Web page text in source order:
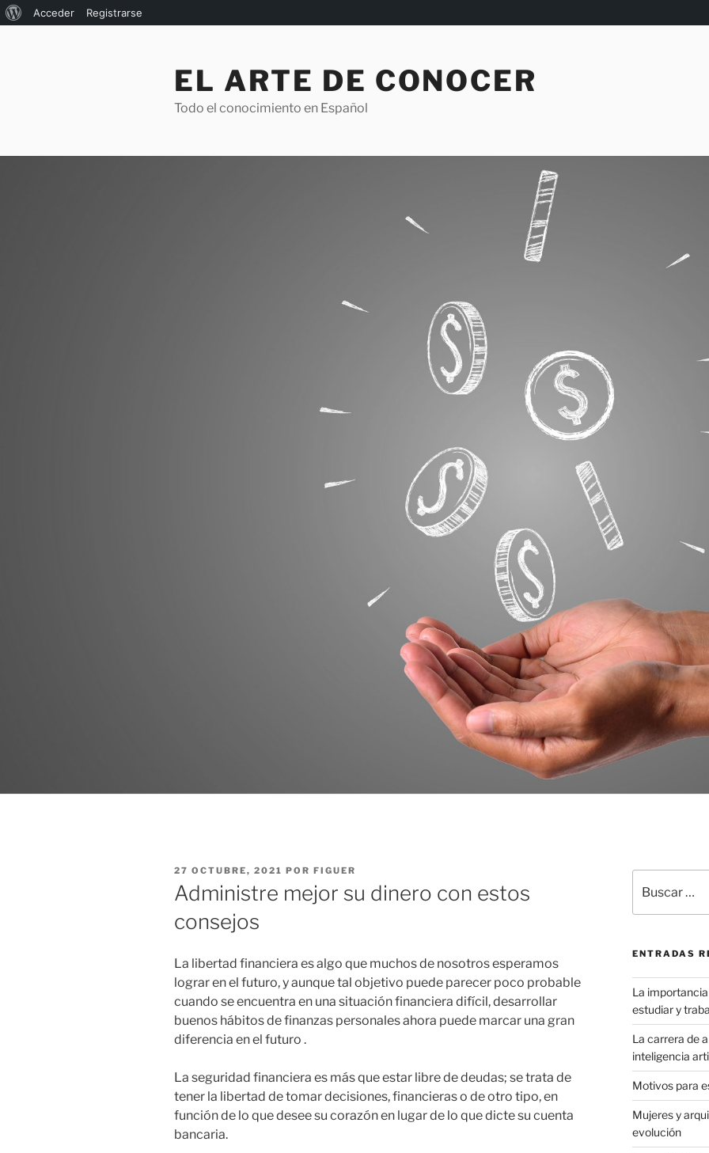
Acerca
Acceder Registrarse
EL ARTE DE CONOCER
Todo el conocimiento en Español
PUBLICADO
EL
27 OCTUBRE, 2021 POR FIGUER
Administre mejor su dinero con estos
consejos
La libertad financiera es algo que muchos de nosotros esperamos
lograr en el futuro, y aunque tal objetivo puede parecer poco probable
cuando se encuentra en una situación financiera difícil, desarrollar
buenos hábitos de finanzas personales ahora puede marcar una gran
diferencia en el futuro .
La seguridad financiera es más que estar libre de deudas; se trata de
tener la libertad de tomar decisiones, financieras o de otro tipo, en
función de lo que desee su corazón en lugar de lo que dicte su cuenta
bancaria.
por:
ENTRADAS
La
estudiar y
La carrera de
inteligencia
Motivos para
Mujeres y
evolución